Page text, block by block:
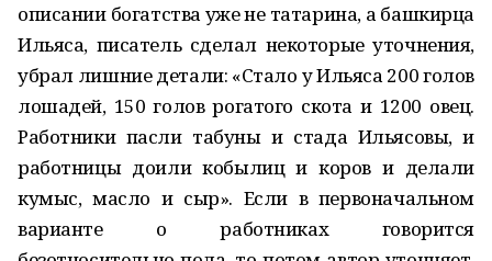
описании богатства уже не татарина, а башкирца
Ильяса, писатель сделал некоторые уточнения,
убрал лишние детали: «Стало у Ильяса 200 голов
лошадей, 150 голов рогатого скота и 1200 овец.
Работники пасли табуны и стада Ильясовы, и
работницы доили кобылиц и коров и делали
кумыс, масло и сыр». Если в первоначальном
варианте о работниках говорится